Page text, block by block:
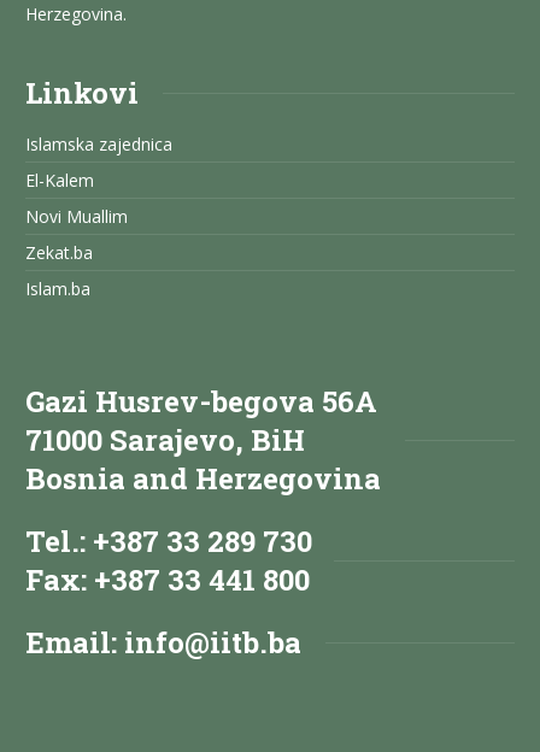
Herzegovina.
Linkovi
Islamska zajednica
El-Kalem
Novi Muallim
Zekat.ba
Islam.ba
Gazi Husrev-begova 56A
71000 Sarajevo, BiH
Bosnia and Herzegovina
Tel.: +387 33 289 730
Fax: +387 33 441 800
Email: info@iitb.ba